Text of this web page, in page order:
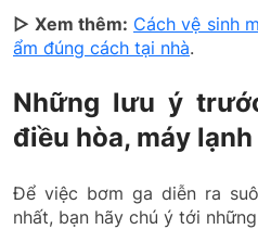
▷ Xem thêm: Cách vệ sinh
ẩm đúng cách tại nhà.
Những lưu ý
điều hòa, máy lạnh
Để việc bơm ga diễn ra
nhất, bạn hãy chú ý tới